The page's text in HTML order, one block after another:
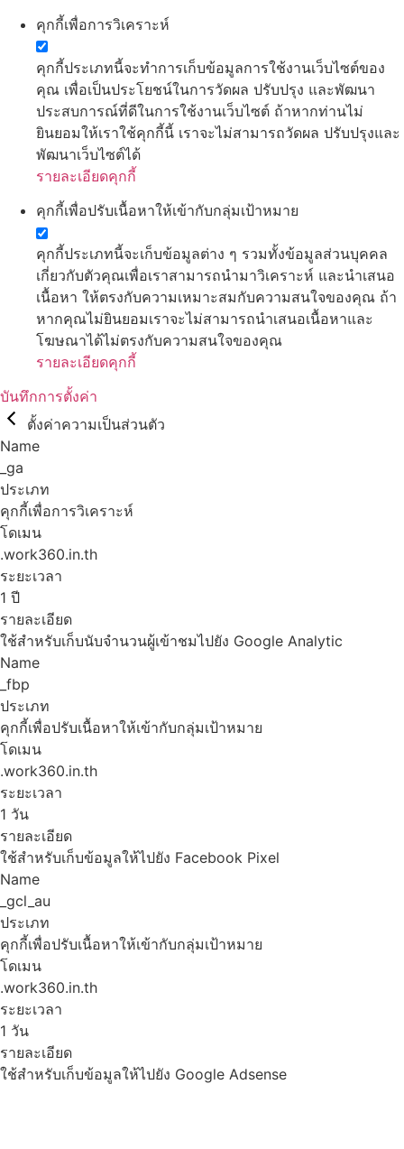
คุกกี้เพื่อการวิเคราะห์
คุกกี้ประเภทนี้จะทำการเก็บข้อมูลการใช้งานเว็บไซต์ของ
คุณ เพื่อเป็นประโยชน์ในการวัดผล ปรับปรุง และพัฒนา
ประสบการณ์ที่ดีในการใช้งานเว็บไซต์ ถ้าหากท่านไม่
ยินยอมให้เราใช้คุกกี้นี้ เราจะไม่สามารถวัดผล ปรับปรุงและ
พัฒนาเว็บไซต์ได้
รายละเอียดคุกกี้
คุกกี้เพื่อปรับเนื้อหาให้เข้ากับกลุ่มเป้าหมาย
คุกกี้ประเภทนี้จะเก็บข้อมูลต่าง ๆ รวมทั้งข้อมูลส่วนบุคคล
เกี่ยวกับตัวคุณเพื่อเราสามารถนำมาวิเคราะห์ และนำเสนอ
เนื้อหา ให้ตรงกับความเหมาะสมกับความสนใจของคุณ ถ้า
หากคุณไม่ยินยอมเราจะไม่สามารถนำเสนอเนื้อหาและ
โฆษณาได้ไม่ตรงกับความสนใจของคุณ
รายละเอียดคุกกี้
บันทึกการตั้งค่า
ตั้งค่าความเป็นส่วนตัว
Name
_ga
ประเภท
คุกกี้เพื่อการวิเคราะห์
โดเมน
.work360.in.th
ระยะเวลา
1 ปี
รายละเอียด
ใช้สำหรับเก็บนับจำนวนผู้เข้าชมไปยัง Google Analytic
Name
_fbp
ประเภท
คุกกี้เพื่อปรับเนื้อหาให้เข้ากับกลุ่มเป้าหมาย
โดเมน
.work360.in.th
ระยะเวลา
1 วัน
รายละเอียด
ใช้สำหรับเก็บข้อมูลให้ไปยัง Facebook Pixel
Name
_gcl_au
ประเภท
คุกกี้เพื่อปรับเนื้อหาให้เข้ากับกลุ่มเป้าหมาย
โดเมน
.work360.in.th
ระยะเวลา
1 วัน
รายละเอียด
ใช้สำหรับเก็บข้อมูลให้ไปยัง Google Adsense